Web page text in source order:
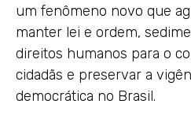
um fenômeno novo que
manter lei e ordem,
direitos humanos para o
cidadãs e preservar a
democrática no Brasil.